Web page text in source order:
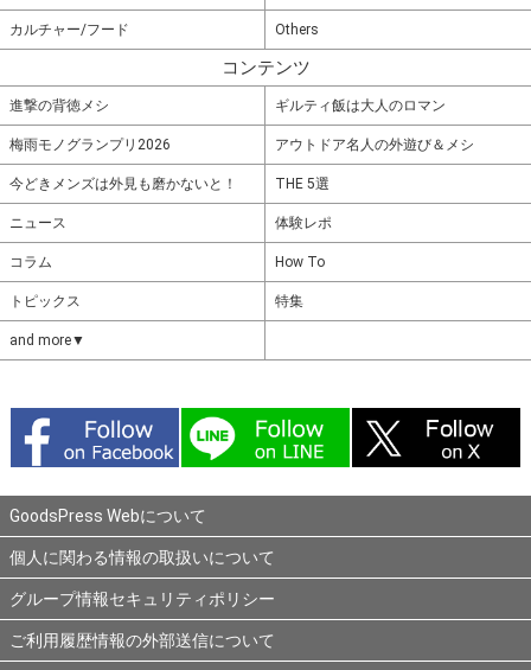
カルチャー/フード Others
コンテンツ
進撃の背徳メシ ギルティ飯は大人のロマン
梅雨モノグランプリ2026 アウトドア名人の外遊び＆メシ
今どきメンズは外見も磨かないと！ THE 5選
ニュース 体験レポ
コラム How To
トピックス 特集
and more▼
GoodsPress Webについて
個人に関わる情報の取扱いについて
グループ情報セキュリティポリシー
ご利用履歴情報の外部送信について